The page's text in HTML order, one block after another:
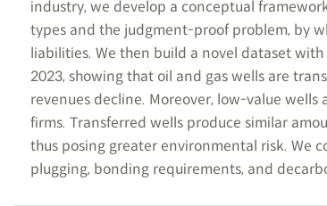
industry, we develop a conceptual
types and the judgment-proof problem, by
liabilities. We then build a novel dataset
2023, showing that oil and gas wells are
revenues decline. Moreover, low-value
firms. Transferred wells produce similar
thus posing greater environmental risk. We
plugging, bonding requirements, and